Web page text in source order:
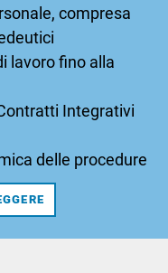
compresa
lavoro fino alla
Integrativi
delle procedure
(es.
retributive,